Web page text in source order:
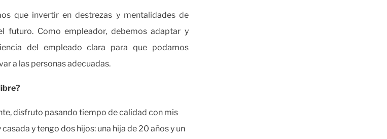
que invertir en destrezas y mentalidades de
futuro. Como empleador, debemos adaptar y
del empleado clara para que podamos
a las personas adecuadas.
disfruto pasando tiempo de calidad con mis
y tengo dos hijos: una hija de 20 años y un